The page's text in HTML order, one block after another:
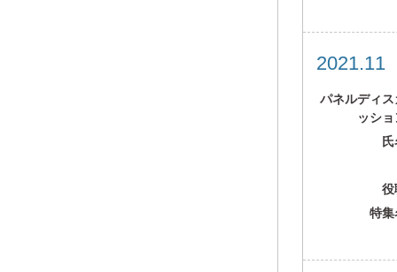
パネルディス
ッショ
役
特集